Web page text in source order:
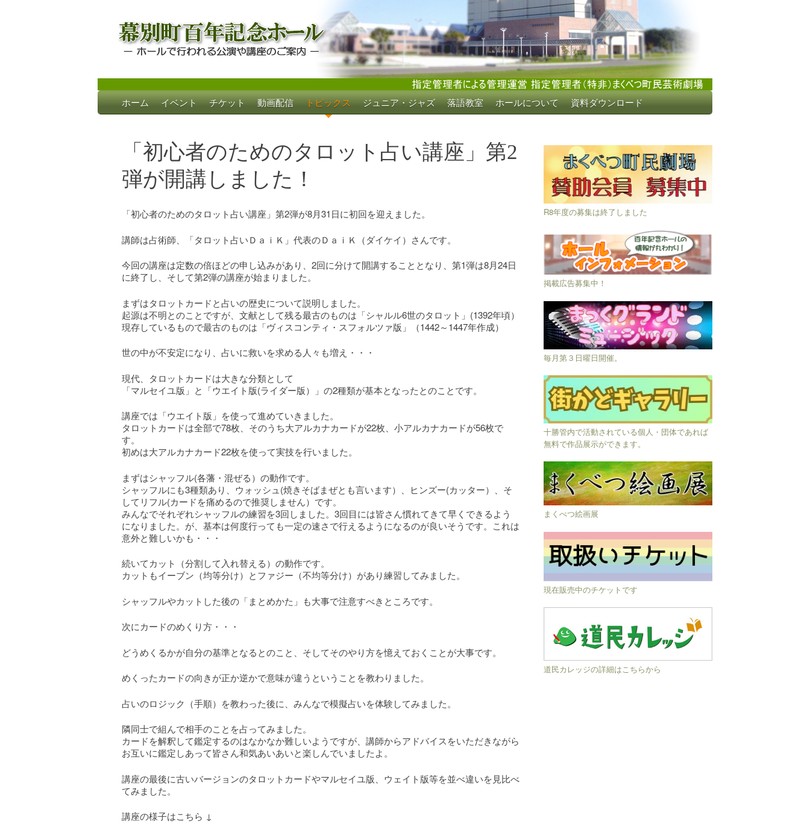
幕別町百年記念ホール
ホールで行われる公演や講座のご案内
Skip
to
ホーム イベント チケット 動画配信 トピックス ジュニア・ジャズ 落語教室 ホールについて 資料ダウンロード
「初心者のためのタロット占い講座」第2
弾が開講しました！
「初心者のためのタロット占い講座」第2弾が8月31日に初回を迎えました。
講師は占術師、「タロット占いＤａｉＫ」代表のＤａｉＫ（ダイケイ）さんです。
今回の講座は定数の倍ほどの申し込みがあり、2回に分けて開講することとなり、第1弾は8月24日
に終了し、そして第2弾の講座が始まりました。
まずはタロットカードと占いの歴史について説明しました。
起源は不明とのことですが、文献として残る最古のものは「シャルル6世のタロット」(1392年頃）
現存しているもので最古のものは「ヴィスコンティ・スフォルツァ版」（1442～1447年作成）
世の中が不安定になり、占いに救いを求める人々も増え・・・
現代、タロットカードは大きな分類として
「マルセイユ版」と「ウエイト版(ライダー版）」の2種類が基本となったとのことです。
講座では「ウエイト版」を使って進めていきました。
タロットカードは全部で78枚、そのうち大アルカナカードが22枚、小アルカナカードが56枚で
す。
初めは大アルカナカード22枚を使って実技を行いました。
まずはシャッフル(各藩・混ぜる）の動作です。
シャッフルにも3種類あり、ウォッシュ(焼きそばまぜとも言います）、ヒンズー(カッター）、そ
してリフル(カードを痛めるので推奨しません）です。
みんなでそれぞれシャッフルの練習を3回しました。3回目には皆さん慣れてきて早くできるよう
になりました。が、基本は何度行っても一定の速さで行えるようになるのが良いそうです。これは
意外と難しいかも・・・
続いてカット（分割して入れ替える）の動作です。
カットもイーブン（均等分け）とファジー（不均等分け）があり練習してみました。
シャッフルやカットした後の「まとめかた」も大事で注意すべきところです。
次にカードのめくり方・・・
どうめくるかが自分の基準となるとのこと、そしてそのやり方を憶えておくことが大事です。
めくったカードの向きが正か逆かで意味が違うということを教わりました。
占いのロジック（手順）を教わった後に、みんなで模擬占いを体験してみました。
隣同士で組んで相手のことを占ってみました。
カードを解釈して鑑定するのはなかなか難しいようですが、講師からアドバイスをいただきながら
お互いに鑑定しあって皆さん和気あいあいと楽しんでいましたよ。
講座の最後に古いバージョンのタロットカードやマルセイユ版、ウェイト版等を並べ違いを見比べ
てみました。
講座の様子はこちら ↓
R8年度の募集は終了しました
掲載広告募集中！
毎月第３日曜日開催。
十勝管内で活動されている個人・団体であれば
無料で作品展示ができます。
まくべつ絵画展
現在販売中のチケットです
道民カレッジの詳細はこちらから